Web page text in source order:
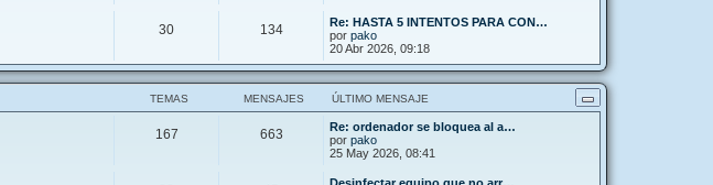
30 134
Re: HASTA 5 INTENTOS PARA CON…
por pako
20 Abr 2026, 09:18
TEMAS MENSAJES ÚLTIMO MENSAJE
167 663
Re: ordenador se bloquea al a…
por pako
25 May 2026, 08:41
Desinfectar equipo que no arr…